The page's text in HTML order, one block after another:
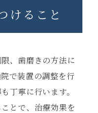
けること
、歯磨きの方法に
で装置の調整を行
丁寧に行います。
とで、治療効果を